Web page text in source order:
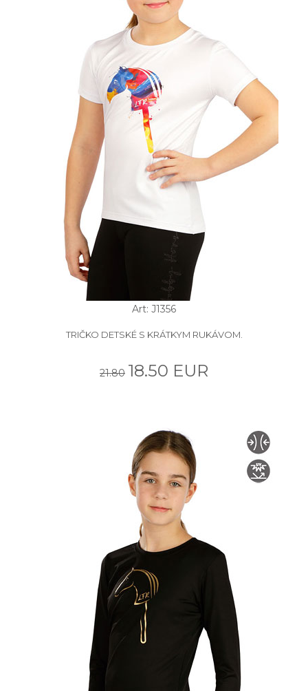
Art: J1356
TRIČKO DETSKÉ S KRÁTKYM RUKÁVOM.
21.80 18.50 EUR